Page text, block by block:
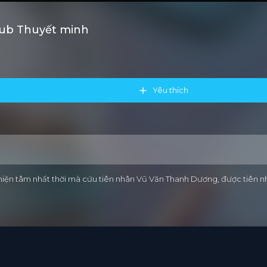
Thuyết minh
Yêu thích
tâm nhất thời mà cứu tiên nhân Vũ Văn Thanh Dương, được tiên